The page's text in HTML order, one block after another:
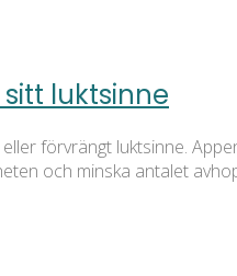
luktsinne
förvrängt luktsinne.
och minska antalet